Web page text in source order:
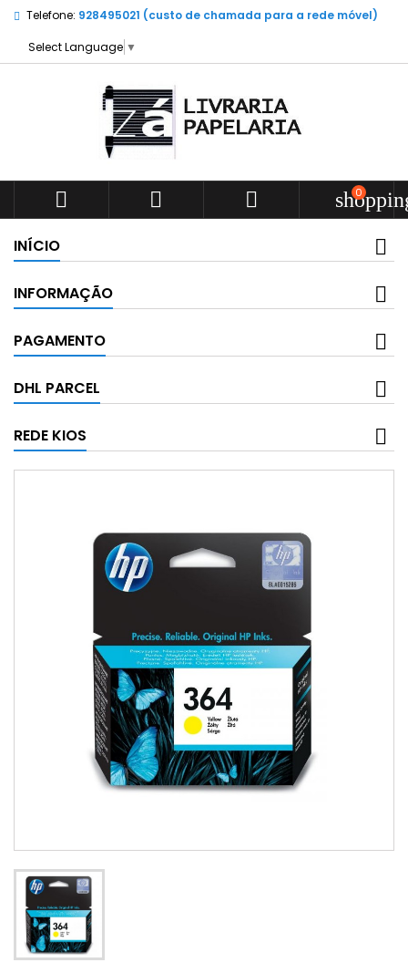
Telefone: 928495021 (custo de chamada para a rede móvel)
Select Language ▼
   0
INÍCIO
INFORMAÇÃO
PAGAMENTO
DHL PARCEL
REDE KIOS